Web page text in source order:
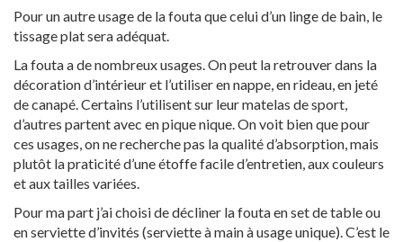
Pour un autre usage de la fouta que celui d’un linge de bain, le
tissage plat sera adéquat.
La fouta a de nombreux usages. On peut la retrouver dans la
décoration d’intérieur et l’utiliser en nappe, en rideau, en jeté
de canapé. Certains l’utilisent sur leur matelas de sport,
d’autres partent avec en pique nique. On voit bien que pour
ces usages, on ne recherche pas la qualité d’absorption, mais
plutôt la praticité d’une étoffe facile d’entretien, aux couleurs
et aux tailles variées.
Pour ma part j’ai choisi de décliner la fouta en set de table ou
en serviette d’invités (serviette à main à usage unique). C’est le